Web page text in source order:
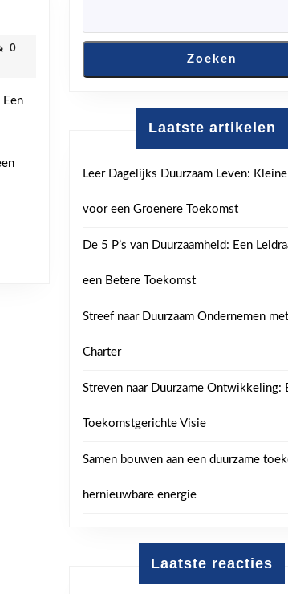
0
Zoeken
Laatste artikelen
Leer Dagelijks Duurzaam Leven:
voor een Groenere Toekomst
De 5 P’s van Duurzaamheid: Een
een Betere Toekomst
Streef naar Duurzaam Ondernemen
Charter
Streven naar Duurzame Ontwikkeling:
Toekomstgerichte Visie
Samen bouwen aan een duurzame
hernieuwbare energie
Laatste reacties